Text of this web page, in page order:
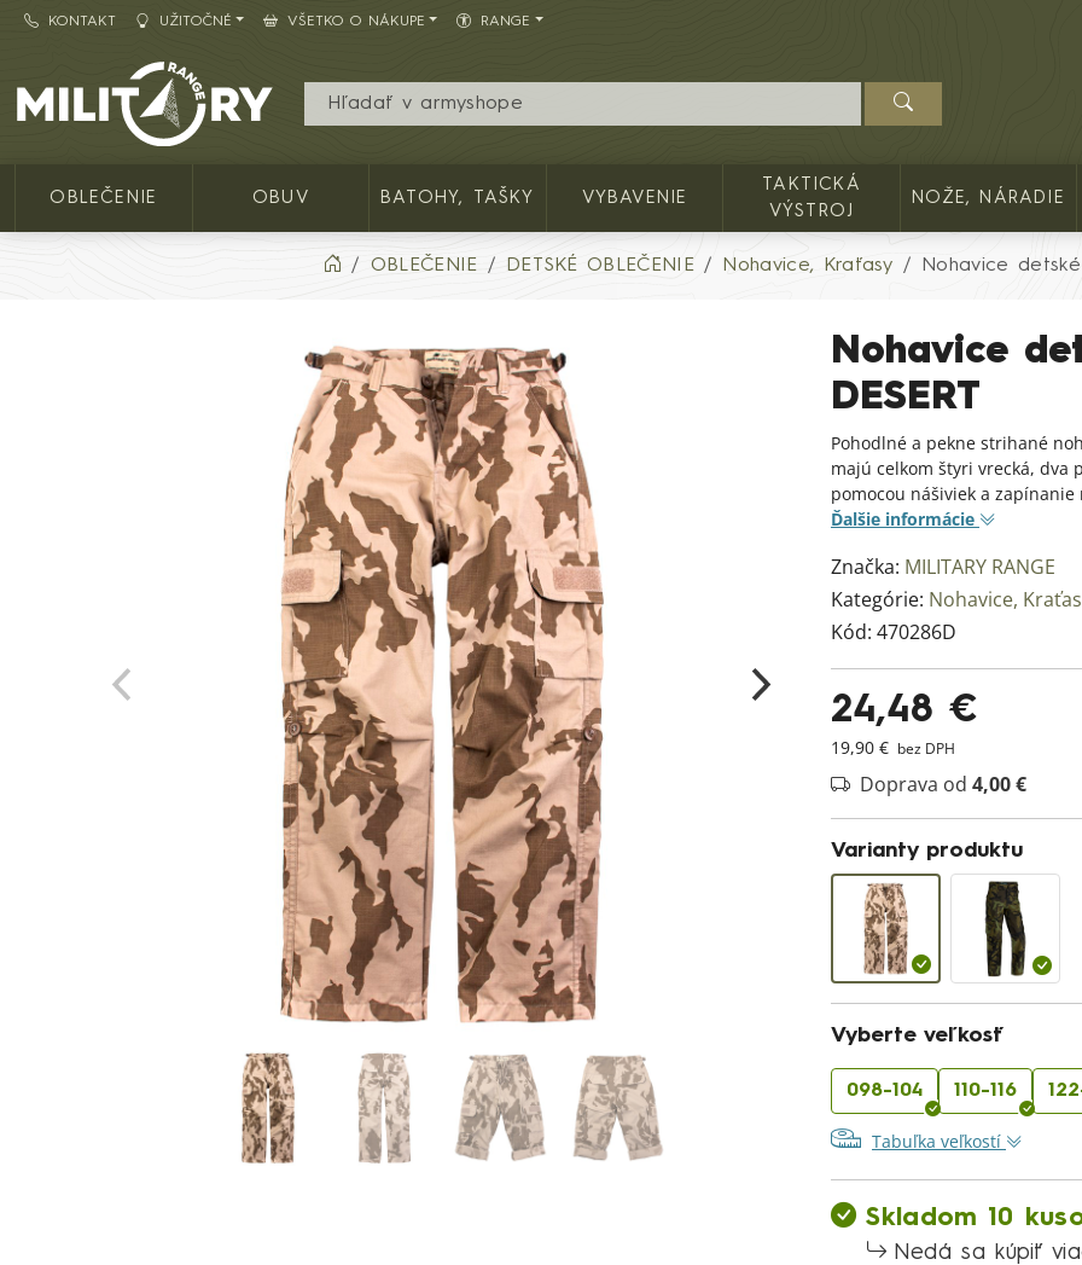
KONTAKT UŽITOČNÉ VŠETKO O NÁKUPE RANGE
Army shop MILITARY RANGE SK
OBLEČENIE OBUV BATOHY, TAŠKY VYBAVENIE
TAKTICKÁ
VÝSTROJ
NOŽE, NÁRADIE
OBLEČENIE DETSKÉ OBLEČENIE Nohavice, Kraťasy Nohavice
Nohavice
DESERT
Pohodlné a pekne strihané
majú celkom štyri vrecká, dva
pomocou nášiviek a
Ďalšie informácie
Značka: MILITARY RANGE
Kategórie: Nohavice,
Kód: 470286D
24,48 €
19,90 € bez DPH
Doprava od 4,00 €
Varianty produktu
Vyberte veľkosť
098-104 110-116
Tabuľka veľkostí
Skladom 10
Nedá sa kúpiť